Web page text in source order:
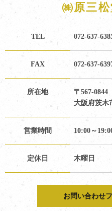
㈱原三
TEL 072-637-
FAX 072-637-
所在地
〒567-0844
大阪府茨木
営業時間 10:00～
定休日 木曜日
お問い合わせ